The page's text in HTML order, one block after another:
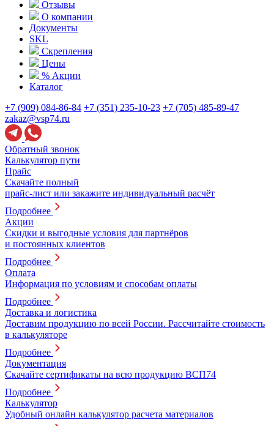
Отзывы
О компании
Документы
SKL
Скрепления
Цены
% Акции
Каталог
+7 (909) 084-86-84 +7 (351) 235-10-23 +7 (705) 485-89-47
zakaz@vsp74.ru
Обратный звонок
Калькулятор пути
Прайс
Скачайте полный
прайс-лист или закажите индивидуальный расчёт
Подробнее
Акции
Скидки и выгодные условия для партнёров
и постоянных клиентов
Подробнее
Оплата
Информация по условиям и способам оплаты
Подробнее
Доставка и логистика
Доставим продукцию по всей России. Рассчитайте стоимость
в калькуляторе
Подробнее
Документация
Скачайте сертификаты на всю продукцию ВСП74
Подробнее
Калькулятор
Удобный онлайн калькулятор расчета материалов